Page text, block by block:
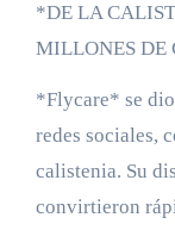
*DE LA
MILLONES DE
*Flycare* se
redes sociales,
calistenia. Su
convirtieron